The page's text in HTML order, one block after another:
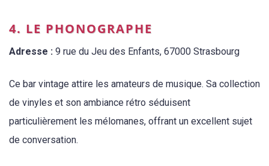
4. LE PHONOGRAPHE
Adresse : 9 rue du Jeu des Enfants, 67000 Strasbourg
Ce bar vintage attire les amateurs de musique. Sa collection
de vinyles et son ambiance rétro séduisent
particulièrement les mélomanes, offrant un excellent sujet
de conversation.